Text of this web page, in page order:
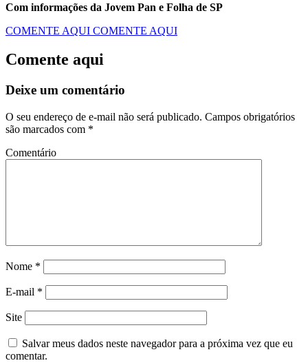
Com informações da Jovem Pan e Folha de SP
COMENTE AQUI COMENTE AQUI
Comente aqui
Deixe um comentário
O seu endereço de e-mail não será publicado. Campos obrigatórios
são marcados com *
Comentário
Nome *
E-mail *
Site
Salvar meus dados neste navegador para a próxima vez que eu
comentar.